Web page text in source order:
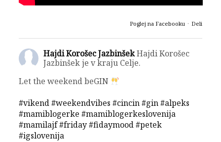
Poglej na Facebooku · Deli
Hajdi Korošec JazbinšekHajdi Korošec
Jazbinšek je v kraju Celje.
Let the weekend beGIN
#vikend#weekendvibes #cincin#gin#alpeks
#mamiblogerke #mamiblogerkeslovenija
#mamilajf#friday#fidaymood#petek
#igslovenija